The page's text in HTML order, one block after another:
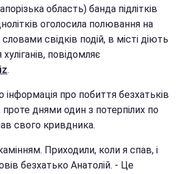
область) банда підлітків
оголосила полювання на
свідків подій, в місті діють
повідомляє
.
інформація про побиття безхатьків
днями один з потерпілих по
свого кривдника.
Приходили, коли я спав, і
безхатько Анатолій. - Це